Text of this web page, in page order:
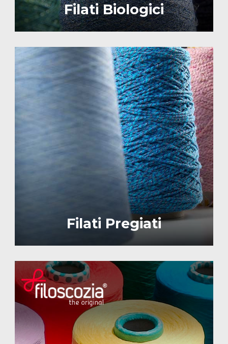
Filati Biologici
Image
Filati Pregiati